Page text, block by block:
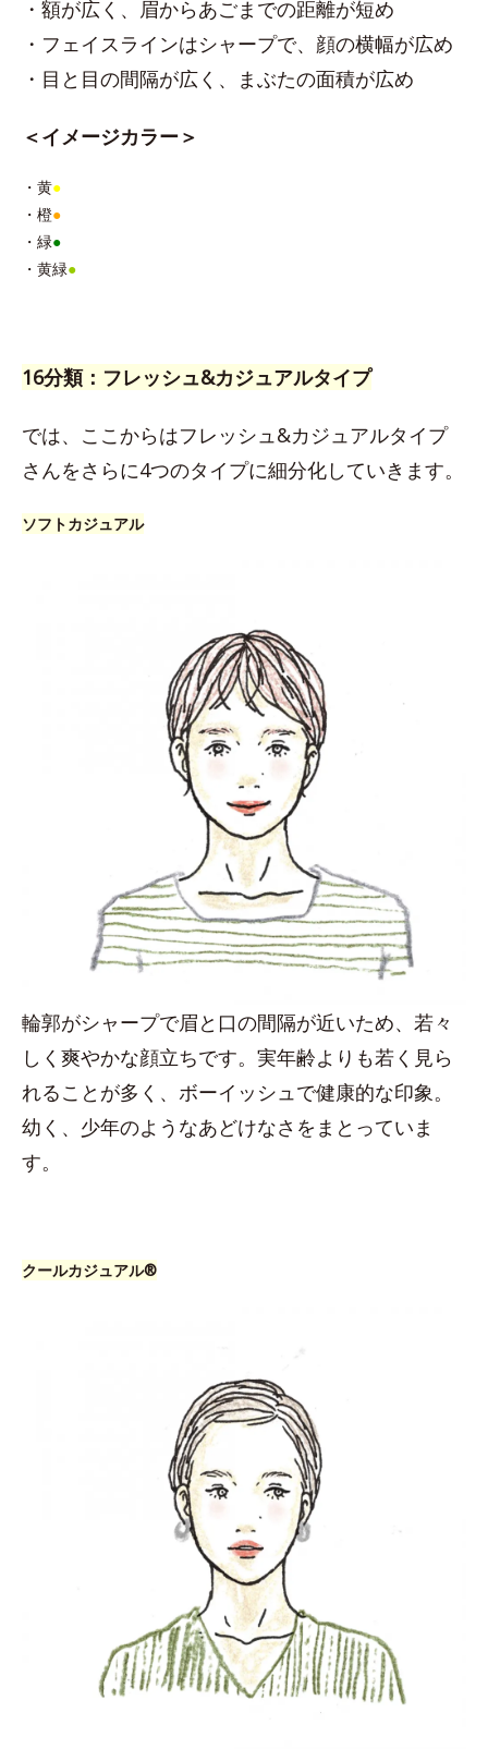
・額が広く、眉からあごまでの距離が短め
・フェイスラインはシャープで、顔の横幅が広め
・目と目の間隔が広く、まぶたの面積が広め
＜イメージカラー＞
・黄●
・橙●
・緑●
・黄緑●
16分類：フレッシュ&カジュアルタイプ
では、ここからはフレッシュ&カジュアルタイプ
さんをさらに4つのタイプに細分化していきます。
ソフトカジュアル
輪郭がシャープで眉と口の間隔が近いため、若々
しく爽やかな顔立ちです。実年齢よりも若く見ら
れることが多く、ボーイッシュで健康的な印象。
幼く、少年のようなあどけなさをまとっていま
す。
クールカジュアル®